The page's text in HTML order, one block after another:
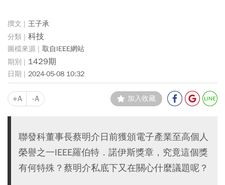
王子承
科技
取自IEEE網站
1429期
2024-05-08 10:32
+A -A 加入收藏
聯發科董事長蔡明介日前獲頒電子產業至高個人
榮譽之一IEEE羅伯特．諾伊斯獎章，究竟這個獎
有何特殊？蔡明介私底下又在關心什麼議題呢？